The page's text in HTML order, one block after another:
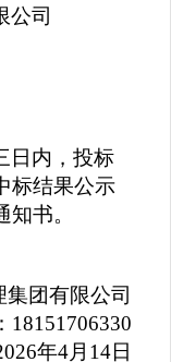
公司
日内，投标
标结果公示
书。
团有限公司
18151706330
6年4月 14日